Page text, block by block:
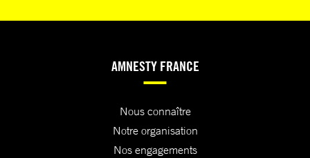
AMNESTY FRANCE
Nous connaître
Notre organisation
Nos engagements